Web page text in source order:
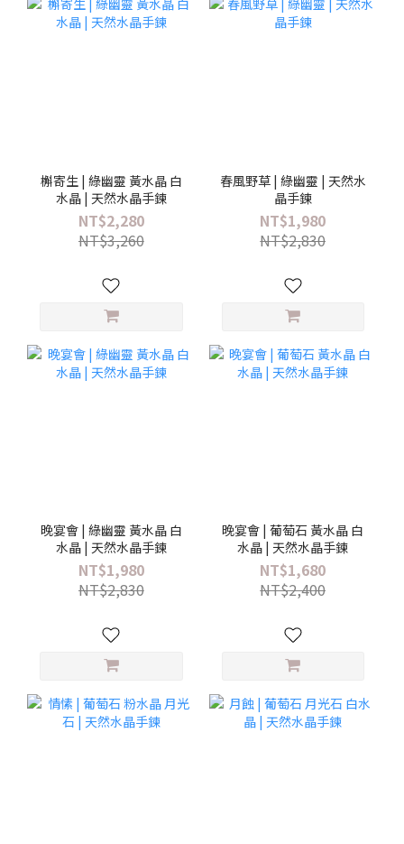
槲寄生 | 綠幽靈 黃水晶 白
水晶 | 天然水晶手鍊
NT$2,280
NT$3,260
春風野草 | 綠幽靈 | 天然水
晶手鍊
NT$1,980
NT$2,830
晚宴會 | 綠幽靈 黃水晶 白
水晶 | 天然水晶手鍊
NT$1,980
NT$2,830
晚宴會 | 葡萄石 黃水晶 白
水晶 | 天然水晶手鍊
NT$1,680
NT$2,400